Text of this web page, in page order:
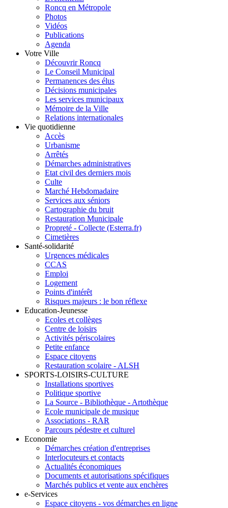
Roncq en Métropole
Photos
Vidéos
Publications
Agenda
Votre Ville
Découvrir Roncq
Le Conseil Municipal
Permanences des élus
Décisions municipales
Les services municipaux
Mémoire de la Ville
Relations internationales
Vie quotidienne
Accès
Urbanisme
Arrêtés
Démarches administratives
Etat civil des derniers mois
Culte
Marché Hebdomadaire
Services aux séniors
Cartographie du bruit
Restauration Municipale
Propreté - Collecte (Esterra.fr)
Cimetières
Santé-solidarité
Urgences médicales
CCAS
Emploi
Logement
Points d'intérêt
Risques majeurs : le bon réflexe
Education-Jeunesse
Ecoles et collèges
Centre de loisirs
Activités périscolaires
Petite enfance
Espace citoyens
Restauration scolaire - ALSH
SPORTS-LOISIRS-CULTURE
Installations sportives
Politique sportive
La Source - Bibliothèque - Artothèque
Ecole municipale de musique
Associations - RAR
Parcours pédestre et culturel
Economie
Démarches création d'entreprises
Interlocuteurs et contacts
Actualités économiques
Documents et autorisations spécifiques
Marchés publics et vente aux enchères
e-Services
Espace citoyens - vos démarches en ligne